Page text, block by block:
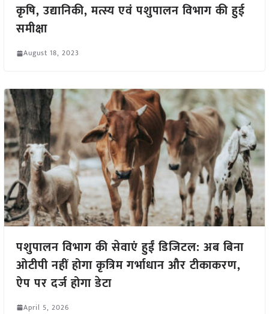
कृषि, उद्यानिकी, मत्स्य एवं पशुपालन विभाग की हुई
समीक्षा
August 18, 2023
पशुपालन विभाग की सेवाएं हुईं डिजिटल: अब बिना
ओटीपी नहीं होगा कृत्रिम गर्भाधान और टीकाकरण,
ऐप पर दर्ज होगा डेटा
April 5, 2026